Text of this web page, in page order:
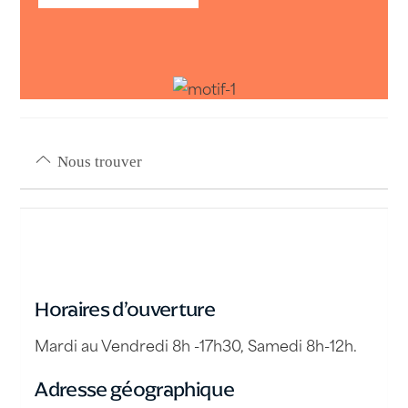
Nous trouver
Horaires d’ouverture
Mardi au Vendredi 8h -17h30, Samedi 8h-12h.
Adresse géographique